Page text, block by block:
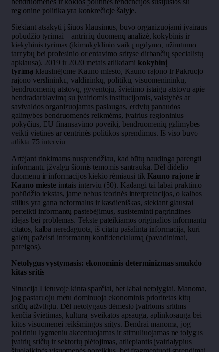
bendruomenės ir kokios politinės tendencijos susijusios su
regionine politika yra konkrečioje šalyje.
Siekiant atsakyti į šiuos klausimus, buvo organizuojami įvairaus
pobūdžio tyrimai – antrinių duomenų analizė, kokybinis ir
kiekybinis tyrimas (ikimokyklinio vaikų ugdymo, užimtumo
tarnybų bei profesinio orientavimo srityse dirbančių specialistų
apklausa). 2019 ir 2020 metais atlikdami kokybinį
tyrimą klausinėjome Kauno miesto, Kauno rajono ir Pakruojo
rajono verslininkų, valdininkų, politikų, visuomenininkų,
bendruomenių atstovų, gyventojų, švietimo įstaigų atstovų apie
bendradarbiavimą su įvairiomis institucijomis, valstybės ar
savivaldos organizuojamas paslaugas, erdvių panaudos
galimybes bendruomenės reikmėms, įvairius regioninius
pokyčius, EU finansavimo poveikį, bendruomenių galimybes
veikti vietinės ar centrinės politikos sprendimus. Iš viso buvo
atlikta 75 interviu.
Artėjant rinkimams nusprendžiau, kad būtų naudinga parengti
informantų įžvalgų šiomis temomis santrauką. Dėl didelio
duomenų ir informacijos kiekio rėmiausi tik Kauno rajone ir
Kauno mieste imtais interviu (50). Kadangi tai labai praktinio
pobūdžio tekstas, jame nebus teorinės interpretacijos, o kalbos
stilius yra gana neformalus ir kasdieniškas, siekiant glaustai
perteikti informantų pastebėjimus, susisteminti pagrindines
idėjas bei problemas. Tekste pateikiamos originalios informantų
citatos, kalba neredaguota, iš citatų pašalinta informacija, kuri
galėtų pažeisti informantų konfidencialumą (pavadinimai,
pareigos).
Netolygus vystymasis: ekonominis determinizmas smukdo
kitas sritis
Situacija Lietuvoje kinta sparčiai, bet labai netolygiai. Manoma,
jog pastaruoju metu dominuoja ekonominis prioritetas kitų
sričių atžvilgiu. Dėl netolygaus dėmesio įvairioms sritims
kenčia švietimas, kultūra, sveikatos apsauga, aplinkosauga bei
kitos visuomenei reikšmingos sritys. Bendrai manoma, jog
politiniu lygmeniu akcentuojamas ir stimuliuojamas ne tolygus
įvairių sričių ir sektorių plėtojimas, atliepiantis įvairialypius